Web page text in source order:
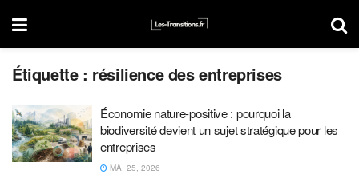
Étiquette : résilience des entreprises
Économie nature-positive : pourquoi la
biodiversité devient un sujet stratégique pour les
entreprises
MAI 25, 2026